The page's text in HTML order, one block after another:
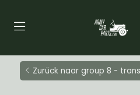
Zurück naar group 8 -